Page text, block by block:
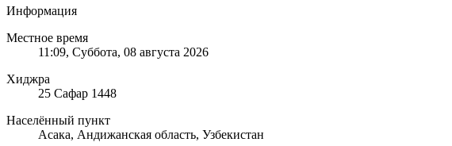
Информация
Местное время
11:09, Суббота, 08 августа 2026
Хиджра
25 Сафар 1448
Населённый пункт
Асака, Андижанская область, Узбекистан